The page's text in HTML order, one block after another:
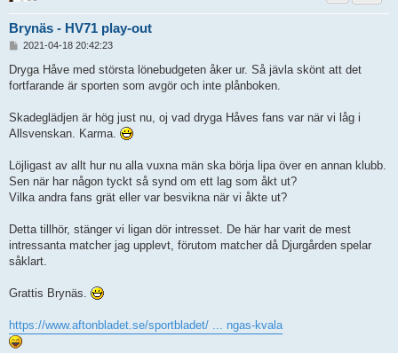
Brynäs - HV71 play-out
l
ä
g
2021-04-18 20:42:23
Dryga Håve med största lönebudgeten åker ur. Så jävla skönt att det
fortfarande är sporten som avgör och inte plånboken.
Skadeglädjen är hög just nu, oj vad dryga Håves fans var när vi låg i
Allsvenskan. Karma.
Löjligast av allt hur nu alla vuxna män ska börja lipa över en annan klubb.
Sen när har någon tyckt så synd om ett lag som åkt ut?
Vilka andra fans grät eller var besvikna när vi åkte ut?
Detta tillhör, stänger vi ligan dör intresset. De här har varit de mest
intressanta matcher jag upplevt, förutom matcher då Djurgården spelar
såklart.
Grattis Brynäs.
https://www.aftonbladet.se/sportbladet/ ... ngas-kvala